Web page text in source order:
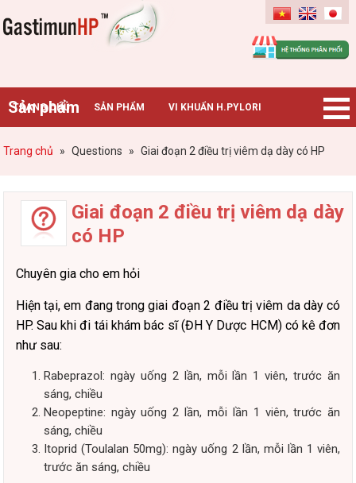
Gastimunhp
Sản phẩm
TRANG CHỦ SẢN PHẨM VI KHUẨN H.PYLORI
BỆNH DẠ DÀY TIN TỨC – SỰ KIỆN HƯỚNG DẪN MUA HÀNG
Trang chủ » Questions » Giai đoạn 2 điều trị viêm dạ dày có HP
Giai đoạn 2 điều trị viêm dạ dày
có HP
Chuyên gia cho em hỏi
Hiện tại, em đang trong giai đoạn 2 điều trị viêm da dày có
HP. Sau khi đi tái khám bác sĩ (ĐH Y Dược HCM) có kê đơn
như sau:
Rabeprazol: ngày uống 2 lần, mỗi lần 1 viên, trước ăn
sáng, chiều
Neopeptine: ngày uống 2 lần, mỗi lần 1 viên, trước ăn
sáng, chiều
Itoprid (Toulalan 50mg): ngày uống 2 lần, mỗi lần 1 viên,
trước ăn sáng, chiều